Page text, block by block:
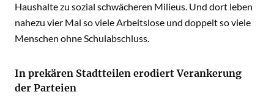
Haushalte zu sozial schwächeren Milieus. Und dort leben
nahezu vier Mal so viele Arbeitslose und doppelt so viele
Menschen ohne Schulabschluss.
In prekären Stadtteilen erodiert Verankerung
der Parteien